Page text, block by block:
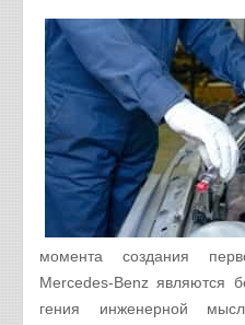
момента создания
Mercedes-Benz являются
гения инженерной